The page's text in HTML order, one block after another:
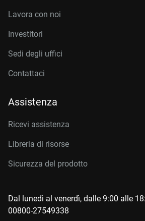
Lavora con noi
Investitori
Sedi degli uffici
Contattaci
Assistenza
Ricevi assistenza
Libreria di risorse
Sicurezza del prodotto
Dal lunedì al venerdì, dalle 9:00 alle
00800-27549338